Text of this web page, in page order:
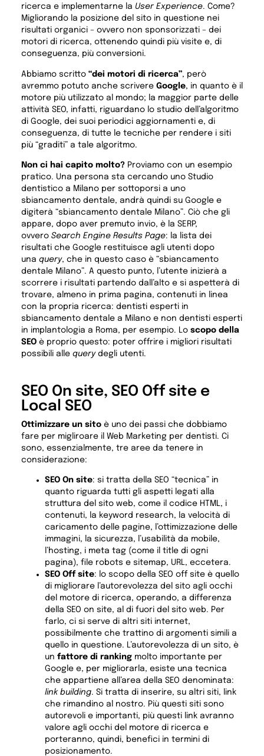
ricerca e implementarne la User Experience. Come?
Migliorando la posizione del sito in questione nei
risultati organici – ovvero non sponsorizzati – dei
motori di ricerca, ottenendo quindi più visite e, di
conseguenza, più conversioni.
Abbiamo scritto “dei motori di ricerca”, però
avremmo potuto anche scrivere Google, in quanto è il
motore più utilizzato al mondo; la maggior parte delle
attività SEO, infatti, riguardano lo studio dell’algoritmo
di Google, dei suoi periodici aggiornamenti e, di
conseguenza, di tutte le tecniche per rendere i siti
più “graditi” a tale algoritmo.
Non ci hai capito molto? Proviamo con un esempio
pratico. Una persona sta cercando uno Studio
dentistico a Milano per sottoporsi a uno
sbiancamento dentale, andrà quindi su Google e
digiterà “sbiancamento dentale Milano”. Ciò che gli
appare, dopo aver premuto invio, è la SERP,
ovvero Search Engine Results Page: la lista dei
risultati che Google restituisce agli utenti dopo
una query, che in questo caso è “sbiancamento
dentale Milano”. A questo punto, l’utente inizierà a
scorrere i risultati partendo dall’alto e si aspetterà di
trovare, almeno in prima pagina, contenuti in linea
con la propria ricerca: dentisti esperti in
sbiancamento dentale a Milano e non dentisti esperti
in implantologia a Roma, per esempio. Lo scopo della
SEO è proprio questo: poter offrire i migliori risultati
possibili alle querydegli utenti.
SEO On site, SEO Off site e
Local SEO
Ottimizzare un sito è uno dei passi che dobbiamo
fare per migliroare il Web Marketing per dentisti. Ci
sono, essenzialmente, tre aree da tenere in
considerazione:
SEO On site: si tratta della SEO “tecnica” in
quanto riguarda tutti gli aspetti legati alla
struttura del sito web, come il codice HTML, i
contenuti, la keyword research, la velocità di
caricamento delle pagine, l’ottimizzazione delle
immagini, la sicurezza, l’usabilità da mobile,
l’hosting, i meta tag (come il title di ogni
pagina), file robots e sitemap, URL, eccetera.
SEO Off site: lo scopo della SEO off site è quello
di migliorare l’autorevolezza del sito agli occhi
del motore di ricerca, operando, a differenza
della SEO on site, al di fuori del sito web. Per
farlo, ci si serve di altri siti internet,
possibilmente che trattino di argomenti simili a
quello in questione. L’autorevolezza di un sito, è
un fattore di ranking molto importante per
Google e, per migliorarla, esiste una tecnica
che appartiene all’area della SEO denominata:
link building. Si tratta di inserire, su altri siti, link
che rimandino al nostro. Più questi siti sono
autorevoli e importanti, più questi link avranno
valore agli occhi del motore di ricerca e
porteranno, quindi, benefici in termini di
posizionamento.